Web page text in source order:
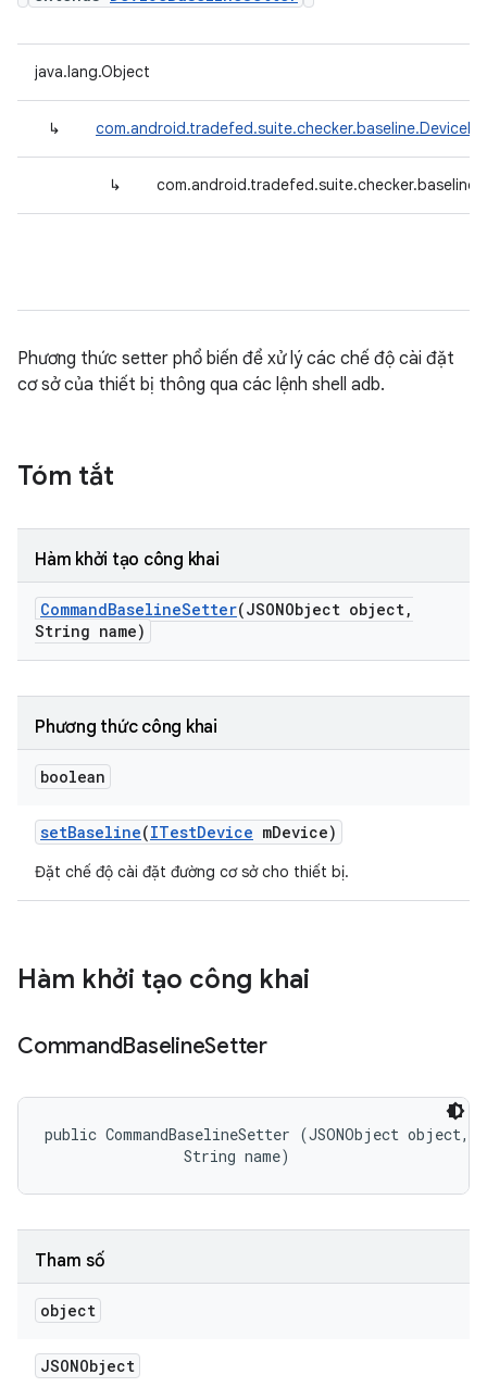
java.lang.Object
↳
↳
Phương thức setter phổ biến để xử lý các chế độ cài đặt
cơ sở của thiết bị thông qua các lệnh shell adb.
Tóm tắt
Hàm khởi tạo công khai
CommandBaselineSetter(JSONObject object,
String name)
Phương thức công khai
boolean
setBaseline(ITestDevice mDevice)
Đặt chế độ cài đặt đường cơ sở cho thiết bị.
Hàm khởi tạo công khai
CommandBaselineSetter
public CommandBaselineSetter (JSONObject object,
                String name)
Tham số
object
JSONObject